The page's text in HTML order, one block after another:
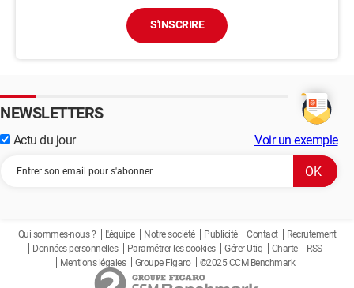
S'INSCRIRE
NEWSLETTERS
Actu du jour Voir un exemple
Qui sommes-nous ? L'équipe Notre société Publicité Contact
Recrutement
Données personnelles
Paramétrer les cookies Gérer Utiq Charte
RSS
Mentions légales
Groupe Figaro ©2025 CCM Benchmark